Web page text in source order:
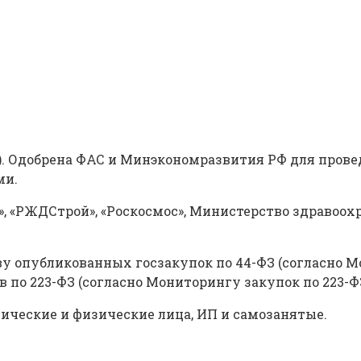
Одобрена ФАС и Минэкономразвития РФ для
«Роскосмос», Министерство
опубликованных госзакупок по 44-ФЗ
по 223-ФЗ (согласно Мониторингу закупок по
и физические лица, ИП и самозанятые.